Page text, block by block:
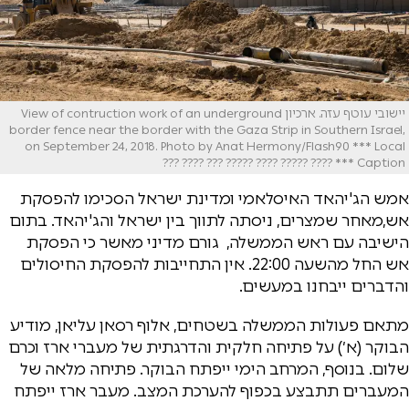
יישובי עוטף עזה. ארכיון View of contruction work of an underground
border fence near the border with the Gaza Strip in Southern Israel,
on September 24, 2018. Photo by Anat Hermony/Flash90 *** Local
Caption *** ???? ????? ???? ????? ??? ???? ???
אמש הג'יהאד האיסלאמי ומדינת ישראל הסכימו להפסקת
אש,מאחר שמצרים, ניסתה לתווך בין ישראל והג'יהאד. בתום
הישיבה עם ראש הממשלה, גורם מדיני מאשר כי הפסקת
אש החל מהשעה 22:00. אין התחייבות להפסקת החיסולים
והדברים ייבחנו במעשים.
מתאם פעולות הממשלה בשטחים, אלוף רסאן עליאן, מודיע
הבוקר (א׳) על פתיחה חלקית והדרגתית של מעברי ארז וכרם
שלום. בנוסף, המרחב הימי ייפתח הבוקר. פתיחה מלאה של
המעברים תתבצע בכפוף להערכת המצב. מעבר ארז ייפתח